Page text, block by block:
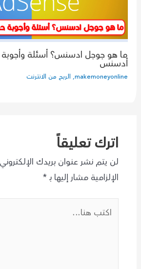
ما هو جوجل ادسنس؟ أسئلة
أدسنس
makemoneyonline
, الربح من الانترنت
اترك تعليقاً
لن يتم نشر عنوان بريدك
الإلزامية مشار إليها بـ*